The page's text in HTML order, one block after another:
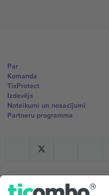
Par
Komanda
TixProtect
Izdevējs
Noteikumi un nosacījumi
Partneru programma